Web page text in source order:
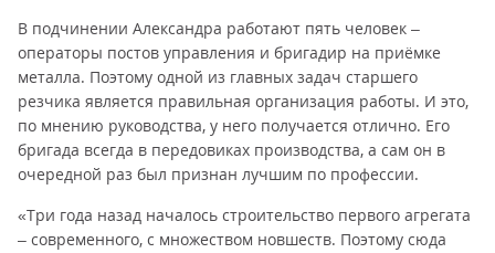
В подчинении Александра работают пять человек –
операторы постов управления и бригадир на приёмке
металла. Поэтому одной из главных задач старшего
резчика является правильная организация работы. И это,
по мнению руководства, у него получается отлично. Его
бригада всегда в передовиках производства, а сам он в
очередной раз был признан лучшим по профессии.
«Три года назад началось строительство первого агрегата
– современного, с множеством новшеств. Поэтому сюда